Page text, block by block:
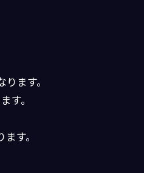
ます。
す。
す。